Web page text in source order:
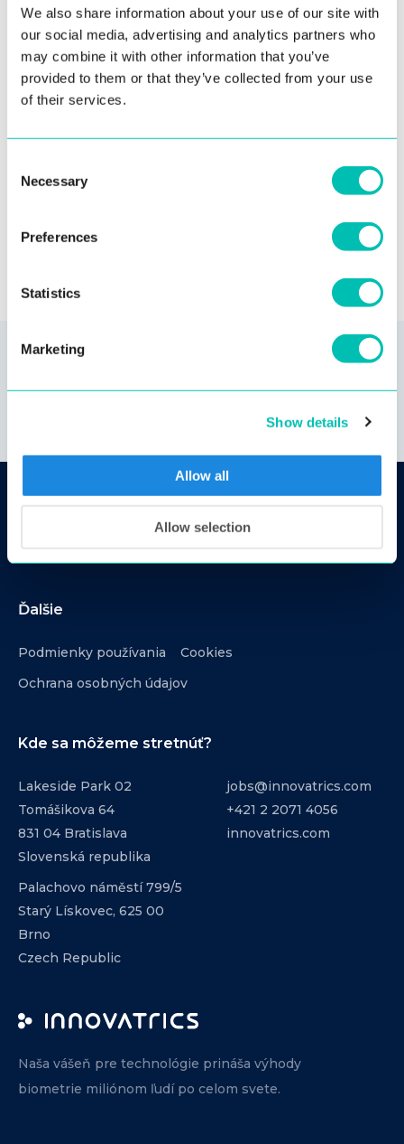
We also share information about your use of our site with
our social media, advertising and analytics partners who
may combine it with other information that you’ve
provided to them or that they’ve collected from your use
of their services.
Selection
Necessary
Preferences
Statistics
Marketing
Show details
Allow all
Allow selection
5. februára 2020
dosiahnuť work-life balance?
Prečítať viac
Innovatrics
Otvorené pozície
Ďalšie
Podmienky používania
Cookies
Ochrana osobných údajov
Kde sa môžeme stretnúť?
Lakeside Park 02
Tomášikova 64
831 04 Bratislava
Slovenská republika
Palachovo náměstí 799/5
Starý Lískovec, 625 00
Brno
Czech Republic
jobs@innovatrics.com
+421 2 2071 4056
innovatrics.com
Naša vášeň pre technológie prináša výhody
biometrie miliónom ľudí po celom svete.